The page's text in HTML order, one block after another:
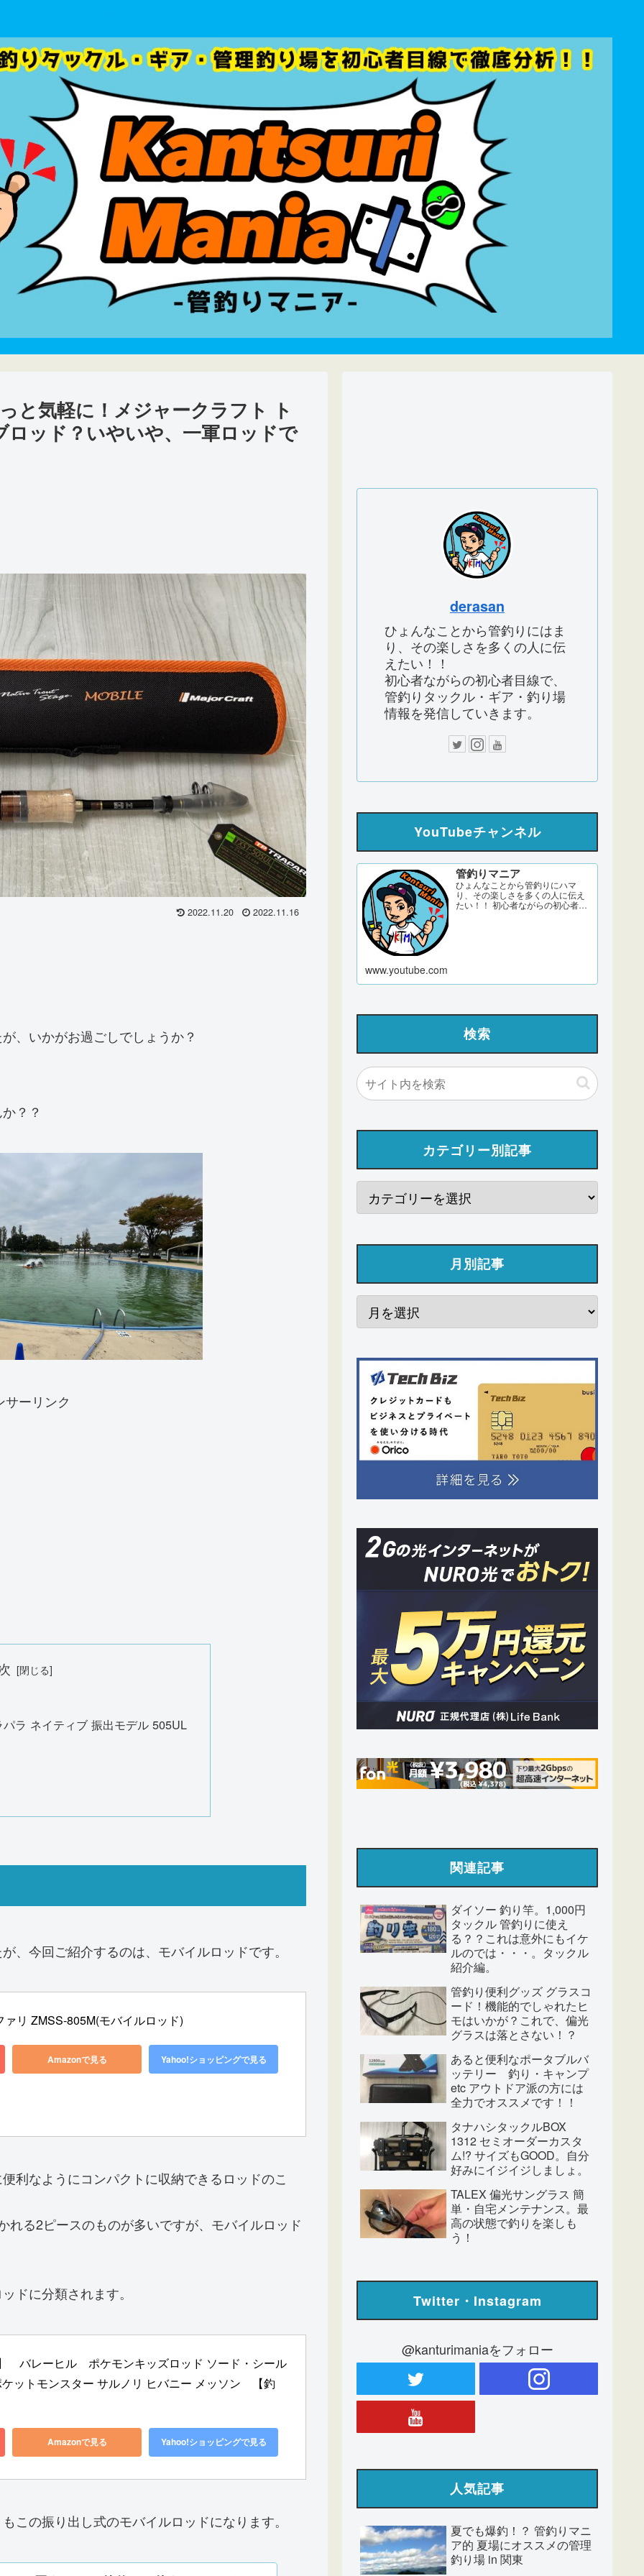
と気軽に！メジャークラフト ト
ッド？いやいや、一軍ロッドで
2022.11.20 2022.11.16
、いかがお過ごしでしょうか？
？？
サーリンク
ラ ネイティブ 振出モデル 505UL
、今回ご紹介するのは、モバイルロッドです。
リ ZMSS-805M(モバイルロッド)
Amazonで見る Yahoo!ショッピングで見る
利なようにコンパクトに収納できるロッドのこ
る2ピースのものが多いですが、モバイルロッド
ドに分類されます。
　バレーヒル　ポケモンキッズロッド ソード・シール
ットモンスター サルノリ ヒバニー メッソン　【釣
Amazonで見る Yahoo!ショッピングで見る
この振り出し式のモバイルロッドになります。
derasan
ひょんなことから管釣りにはま
り、その楽しさを多くの人に伝
えたい！！
初心者ながらの初心者目線で、
管釣りタックル・ギア・釣り場
情報を発信していきます。
YouTubeチャンネル
管釣りマニア
ひょんなことから管釣りにハマ
り、その楽しさを多くの人に伝え
たい！！ 初心者ながらの初心者目
www.youtube.com
検索
カテゴリー別記事
月別記事
関連記事
ダイソー 釣り竿。1,000円
タックル 管釣りに使え
る？？これは意外にもイケ
ルのでは・・・。タックル
紹介編。
管釣り便利グッズ グラスコ
ード！機能的でしゃれたヒ
モはいかが？これで、偏光
グラスは落とさない！？
あると便利なポータブルバ
ッテリー 釣り・キャンプ
etc アウトドア派の方には
全力でオススメです！！
タナハシタックルBOX
1312 セミオーダーカスタ
ム!? サイズもGOOD。自分
好みにイジイジしましょ。
TALEX 偏光サングラス 簡
単・自宅メンテナンス。最
高の状態で釣りを楽しも
う！
Twitter・Instagram
@kanturimaniaをフォロー
人気記事
夏でも爆釣！？ 管釣りマニ
ア的 夏場にオススメの管理
釣り場 in 関東